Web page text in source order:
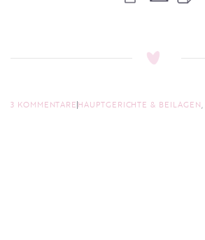
3 KOMMENTAREHAUPTGERICHTE & BEILAGEN,